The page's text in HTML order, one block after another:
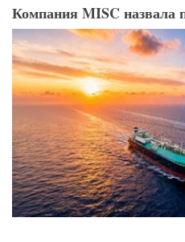
Компания MISC назвала